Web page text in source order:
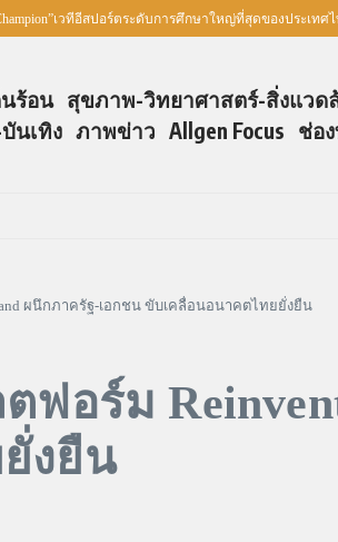
เวทีอีสปอร์ตระดับการศึกษาใหญ่ที่สุดของประเทศไทย
นร้อน สุขภาพ-วิทยาศาสตร์-สิ่งแวด
นเทิง ภาพข่าว Allgen Focus ช่อ
ผนึกภาครัฐ-เอกชน ขับเคลื่อนอนาคตไทยยั่งยืน
อร์ม
งยืน